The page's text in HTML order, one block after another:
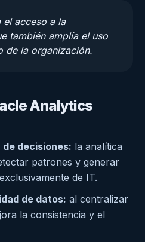
el acceso a la
también amplía el uso
de la organización.
Analytics
decisiones: la analítica
patrones y generar
de IT.
de datos: al centralizar
la consistencia y el